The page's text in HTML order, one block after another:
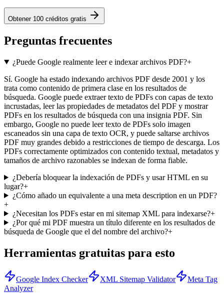
Obtener 100 créditos gratis
Preguntas frecuentes
¿Puede Google realmente leer e indexar archivos PDF?+
Sí. Google ha estado indexando archivos PDF desde 2001 y los
trata como contenido de primera clase en los resultados de
búsqueda. Google puede extraer texto de PDFs con capas de texto
incrustadas, leer las propiedades de metadatos del PDF y mostrar
PDFs en los resultados de búsqueda con una insignia PDF. Sin
embargo, Google no puede leer texto de PDFs solo imagen
escaneados sin una capa de texto OCR, y puede saltarse archivos
PDF muy grandes debido a restricciones de tiempo de descarga. Los
PDFs correctamente optimizados con contenido textual, metadatos y
tamaños de archivo razonables se indexan de forma fiable.
¿Debería bloquear la indexación de PDFs y usar HTML en su
lugar?+
¿Cómo añado un equivalente a una meta description en un PDF?
+
¿Necesitan los PDFs estar en mi sitemap XML para indexarse?+
¿Por qué mi PDF muestra un título diferente en los resultados de
búsqueda de Google que el del nombre del archivo?+
Herramientas gratuitas para esto
Google Index Checker XML Sitemap Validator
Meta Tag
Analyzer